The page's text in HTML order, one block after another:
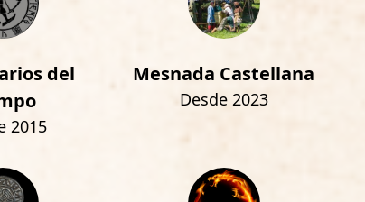
del
2015
Mesnada Castellana
Desde 2023